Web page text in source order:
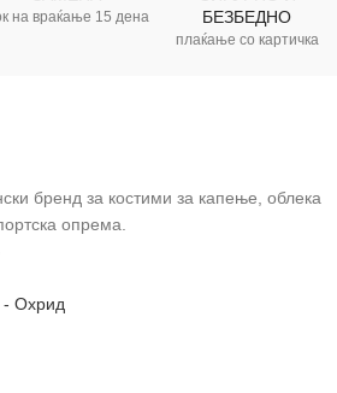
на враќање 15 дена
БЕЗБЕДНО
плаќање со картичка
бренд за костими за капење, облека
опрема.
- Охрид